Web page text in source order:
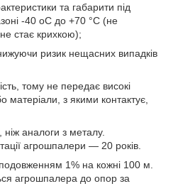
та габарити під
-40 oC до +70 °C (не
стає крихкою);
ризик нещасних випадків
тому не передає високі
з якими контактує,
аналоги з металу.
агрошпалери — 20 років.
1% на кожні 100 м.
агрошпалера до опор за